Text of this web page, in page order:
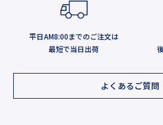
平日AM8:00までのご注文は
最短で当日出荷
よくあるご質問